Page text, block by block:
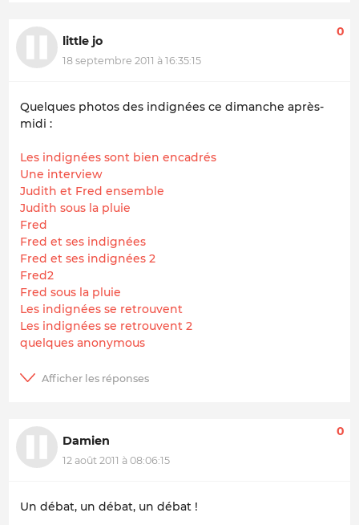
little jo
18 septembre 2011 à 16:35:15
0
Quelques photos des indignées ce dimanche après-
midi :
Les indignées sont bien encadrés
Une interview
Judith et Fred ensemble
Judith sous la pluie
Fred
Fred et ses indignées
Fred et ses indignées 2
Fred2
Fred sous la pluie
Les indignées se retrouvent
Les indignées se retrouvent 2
quelques anonymous
Damien
12 août 2011 à 08:06:15
0
Un débat, un débat, un débat !